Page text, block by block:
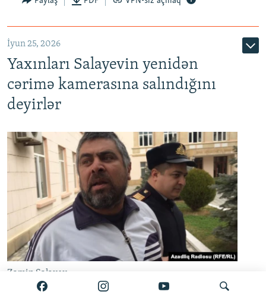
İyun 25, 2026
Yaxınları Salayevin yenidən
cərimə kamerasına salındığını
deyirlər
Zamin Salayev